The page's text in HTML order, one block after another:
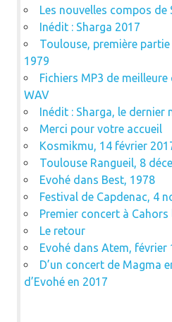
Les nouvelles compos de
Inédit : Sharga 2017
Toulouse, première
1979
Fichiers MP3 de
WAV
Inédit : Sharga, le dernier
Merci pour votre accueil
Kosmikmu, 14 février
Toulouse Rangueil, 8
Evohé dans Best, 1978
Festival de Capdenac, 4
Premier concert à
Le retour
Evohé dans Atem, février
D’un concert de Magma
d’Evohé en 2017